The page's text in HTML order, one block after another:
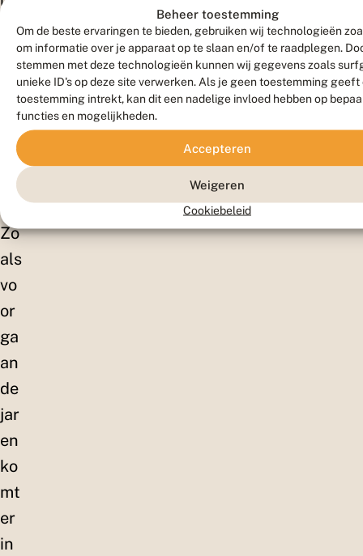
Beheer toestemming
Om de beste ervaringen te bieden, gebruiken wij technologieën
om informatie over je apparaat op te slaan en/of te raadplegen.
stemmen met deze technologieën kunnen wij gegevens zoals
unieke ID's op deze site verwerken. Als je geen toestemming geeft
toestemming intrekt, kan dit een nadelige invloed hebben op
functies en mogelijkheden.
Accepteren
Weigeren
Cookiebeleid
ma
de
da
we
Zo
als
vo
or
ga
an
de
jar
en
ko
mt
er
in